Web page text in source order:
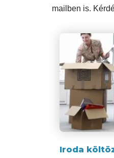
mailben is.
Iroda